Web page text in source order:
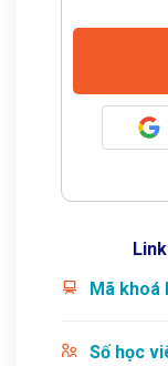
Mã khoá
Số học